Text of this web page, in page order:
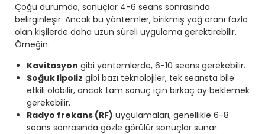
Çoğu durumda, sonuçlar 4-6 seans sonrasında
belirginleşir. Ancak bu yöntemler, birikmiş yağ oranı fazla
olan kişilerde daha uzun süreli uygulama gerektirebilir.
Örneğin:
Kavitasyon gibi yöntemlerde, 6-10 seans gerekebilir.
Soğuk lipoliz gibi bazı teknolojiler, tek seansta bile
etkili olabilir, ancak tam sonuç için birkaç ay beklemek
gerekebilir.
Radyo frekans (RF) uygulamaları, genellikle 6-8
seans sonrasında gözle görülür sonuçlar sunar.